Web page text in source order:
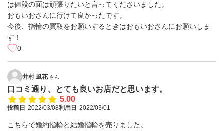
は値段の面は頑張りたいと言ってくださいました。
おもいおさんに行けて良かったです。
今後、指輪の買取をお願いするときはおもいおさんにお願いしま
す！
0
井村 風花 さん
口コミ通り、とても良いお店だと思います。
5.00
投稿日 2022/03/08利用日 2022/03/01
こちらで婚約指輪と結婚指輪を売りました。